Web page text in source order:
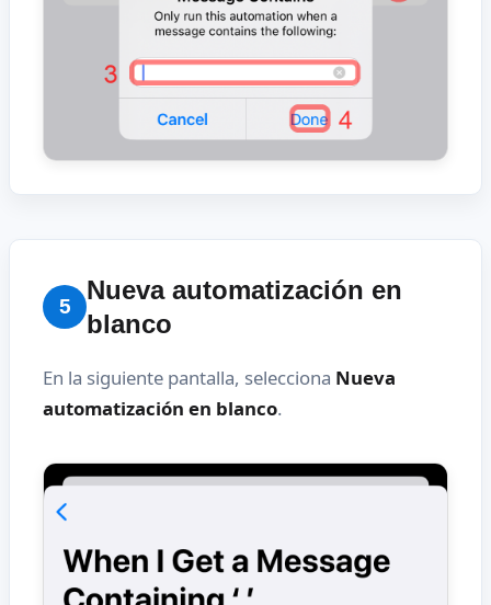
5
Nueva automatización en
blanco
En la siguiente pantalla, selecciona Nueva
automatización en blanco.